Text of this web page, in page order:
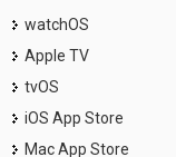
watchOS
Apple TV
tvOS
iOS App Store
Mac App Store